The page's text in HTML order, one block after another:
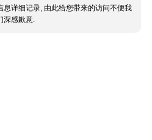
息详细记录, 由此给您带来的访问不便我
深感歉意.